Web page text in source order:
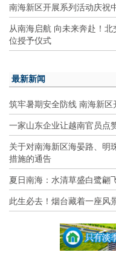
南海新区开展系列活动庆祝
从南海启航 向未来奔赴！
位授予仪式
最新新闻
筑牢暑期安全防线 南海新
一家山东企业让越南官员点
关于对南海新区海晏路、明
措施的通告
夏日南海：水清草盛白鹭翩
此生必去！烟台藏着一座风